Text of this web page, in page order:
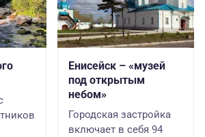
Енисейск – «музей
под открытым
небом»
Городская застройка
включает в себя 94